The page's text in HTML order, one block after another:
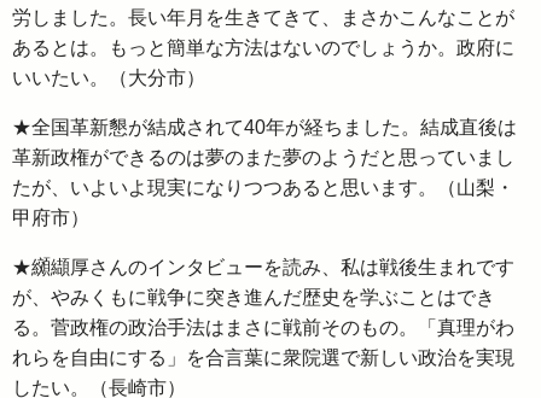
労しました。長い年月を生きてきて、まさかこんなことが
あるとは。もっと簡単な方法はないのでしょうか。政府に
いいたい。（大分市）
★全国革新懇が結成されて40年が経ちました。結成直後は
革新政権ができるのは夢のまた夢のようだと思っていまし
たが、いよいよ現実になりつつあると思います。（山梨・
甲府市）
★纐纈厚さんのインタビューを読み、私は戦後生まれです
が、やみくもに戦争に突き進んだ歴史を学ぶことはでき
る。菅政権の政治手法はまさに戦前そのもの。「真理がわ
れらを自由にする」を合言葉に衆院選で新しい政治を実現
したい。（長崎市）